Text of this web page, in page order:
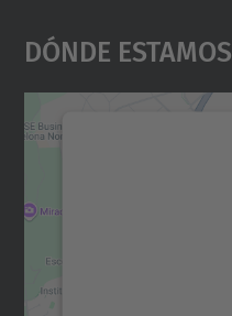
Dónde Estamos